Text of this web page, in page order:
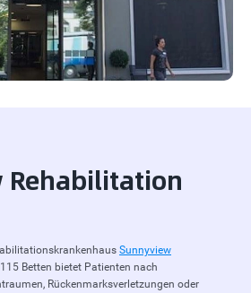
Rehabilitation
Sunnyview
Betten bietet Patienten nach
Rückenmarksverletzungen oder